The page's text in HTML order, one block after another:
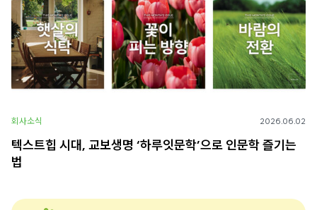
회사소식 2026.06.02
텍스트힙 시대, 교보생명 ‘하루잇문학’으로 인문학 즐기는
법